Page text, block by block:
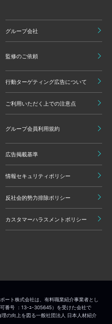
グループ会社
監修のご依頼
行動ターゲティング広告について
ご利用いただく上での注意点
グループ会員利用規約
広告掲載基準
情報セキュリティポリシー
反社会的勢力排除ポリシー
カスタマーハラスメントポリシー